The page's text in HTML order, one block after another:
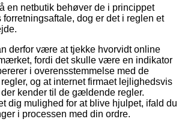
en netbutik behøver de i princippet
dog er det i reglen et
derfor være at tjekke hvorvidt online
fordi det skulle være en indikator
i overensstemmelse med de
og at internet firmaet lejlighedsvis
kender til de gældende regler.
dig mulighed for at blive hjulpet, ifald du
i processen med din ordre.